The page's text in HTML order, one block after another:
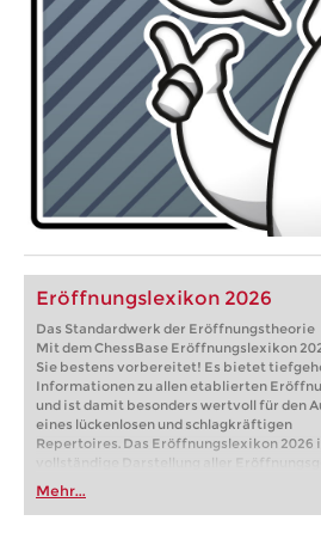
Eröffnungslexikon 2026
Das Standardwerk der Eröffnungstheorie
Mit dem ChessBase Eröffnungslexikon
Sie bestens vorbereitet! Es bietet
Informationen zu allen etablierten
und ist damit besonders wertvoll für den
eines lückenlosen und schlagkräftigen
Repertoires. Das Eröffnungslexikon 2026
vollständige Darstellung aller
in einem Lehrwerk und damit der optimale
Einstieg in das Eröffnungstraining.
Mehr...